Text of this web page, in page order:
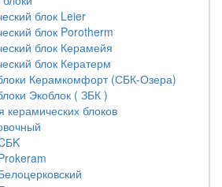
блок Leier
блок Porotherm
блок Керамейя
блок Кератерм
Керамкомфорт (СБК-Озера)
Экоблок ( ЗБК )
керамических блоков